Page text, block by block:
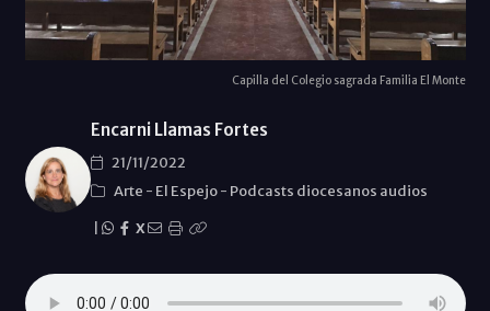
Capilla del Colegio sagrada Familia El Monte
Encarni Llamas Fortes
21/11/2022
Arte - El Espejo- Podcasts diocesanos audios
X